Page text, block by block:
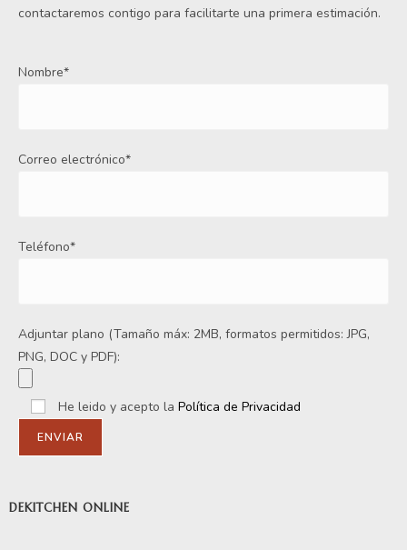
contactaremos contigo para facilitarte una primera estimación.
Nombre*
Correo electrónico*
Teléfono*
Adjuntar plano (Tamaño máx: 2MB, formatos permitidos: JPG,
PNG, DOC y PDF):
He leido y acepto la Política de Privacidad
DEKITCHEN ONLINE